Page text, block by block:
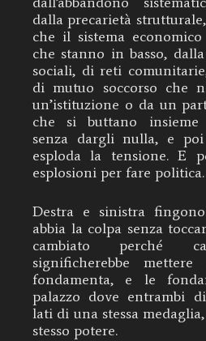
dalla precarietà
che il sistema
che stanno in basso,
sociali, di reti
di mutuo soccorso che
un’istituzione o da un
che si buttano insieme
senza dargli nulla, e
esploda la tensione. E
esplosioni per fare politica.
Destra e sinistra
abbia la colpa senza
cambiato perché
significherebbe
fondamenta, e le
palazzo dove entrambi
lati di una stessa
stesso potere.